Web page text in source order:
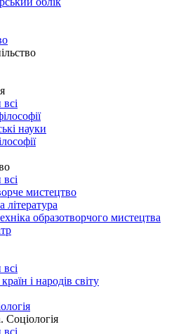
науки
мистецтво
література
образотворчого мистецтва
і народів світу
Соціологія